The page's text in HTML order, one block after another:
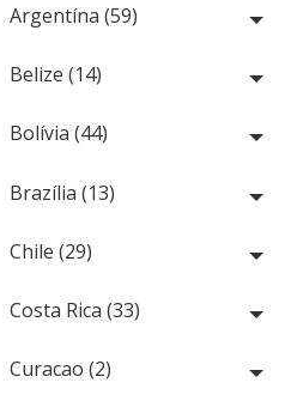
Argentína (59)
Belize (14)
Bolívia (44)
Brazília (13)
Chile (29)
Costa Rica (33)
Curacao (2)